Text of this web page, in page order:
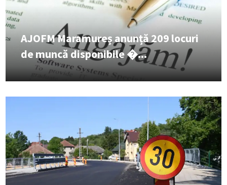
AJOFM Maramureș anunță 209 locuri
de muncă disponibile �...